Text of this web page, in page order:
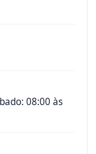
08:00 às